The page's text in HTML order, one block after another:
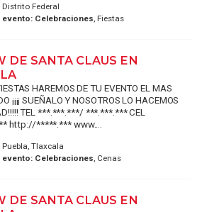
Distrito Federal
evento: Celebraciones , Fiestas
DE SANTA CLAUS EN
HAREMOS DE TU EVENTO EL MAS
¡¡¡¡ SUEÑALO Y NOSOTROS LO HACEMOS
TEL ***.***.***/ ***.***.*** CEL
http://*****.*** www....
Puebla, Tlaxcala
evento: Celebraciones, Cenas
DE SANTA CLAUS EN